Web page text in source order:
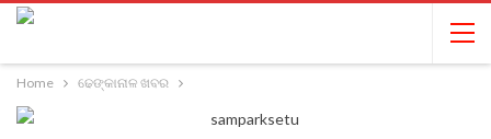
Home ଢେଙ୍କାନାଳ ଖବର